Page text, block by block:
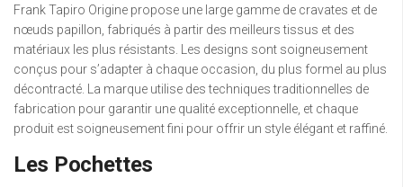
Frank Tapiro Origine propose une large gamme de cravates et de
nœuds papillon, fabriqués à partir des meilleurs tissus et des
matériaux les plus résistants. Les designs sont soigneusement
conçus pour s’adapter à chaque occasion, du plus formel au plus
décontracté. La marque utilise des techniques traditionnelles de
fabrication pour garantir une qualité exceptionnelle, et chaque
produit est soigneusement fini pour offrir un style élégant et raffiné.
Les Pochettes